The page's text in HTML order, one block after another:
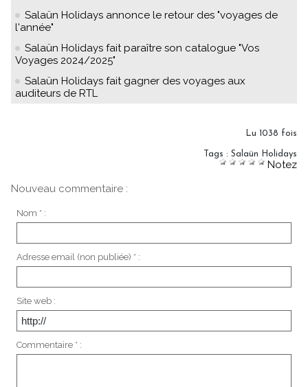
Salaün Holidays annonce le retour des "voyages de
l'année"
Salaün Holidays fait paraître son catalogue "Vos
Voyages 2024/2025"
Salaün Holidays fait gagner des voyages aux
auditeurs de RTL
Lu 1038 fois
Tags : Salaün Holidays
Notez
Nouveau commentaire :
Nom * :
Adresse email (non publiée) * :
Site web :
Commentaire * :